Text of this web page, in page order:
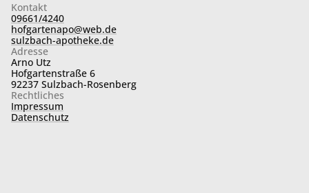
Kontakt
09661/4240
hofgartenapo@web.de
sulzbach-apotheke.de
Adresse
Arno Utz
Hofgartenstraße 6
92237 Sulzbach-Rosenberg
Rechtliches
Impressum
Datenschutz